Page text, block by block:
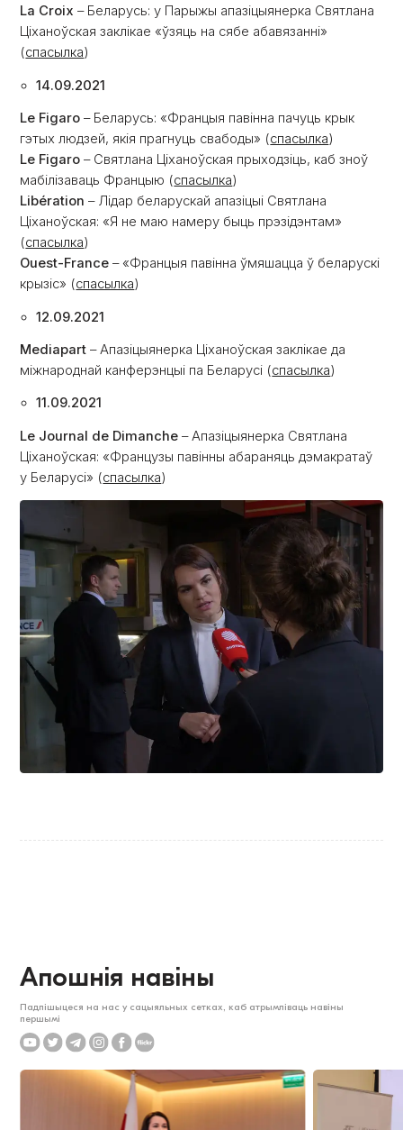
La Сroix – Беларусь: у Парыжы апазіцыянерка Святлана
Ціханоўская заклікае «ўзяць на сябе абавязанні»
(спасылка)
14.09.2021
Le Figaro – Беларусь: «Францыя павінна пачуць крык
гэтых людзей, якія прагнуць свабоды» (спасылка)
Le Figaro – Святлана Ціханоўская прыходзіць, каб зноў
мабілізаваць Францыю (спасылка)
Libération – Лідар беларускай апазіцыі Святлана
Ціханоўская: «Я не маю намеру быць прэзідэнтам»
(спасылка)
Ouest-France – «Францыя павінна ўмяшацца ў беларускі
крызіс» (спасылка)
12.09.2021
Mediapart – Апазіцыянерка Ціханоўская заклікае да
міжнароднай канферэнцыі па Беларусі (спасылка)
11.09.2021
Le Journal de Dimanche – Апазіцыянерка Святлана
Ціханоўская: «Французы павінны абараняць дэмакратаў
у Беларусі» (спасылка)
Апошнія навіны
Падпішыцеся на нас у сацыяльных сетках, каб атрымліваць навіны
першымі